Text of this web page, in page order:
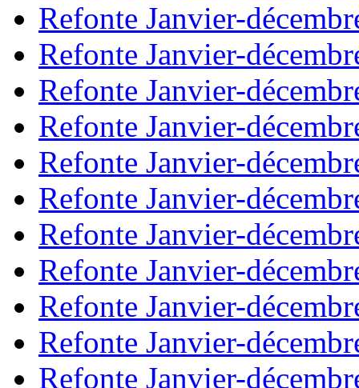
Refonte Janvier-
Refonte Janvier-
Refonte Janvier-
Refonte Janvier-
Refonte Janvier-
Refonte Janvier-
Refonte Janvier-
Refonte Janvier-
Refonte Janvier-
Refonte Janvier-
Refonte Janvier-